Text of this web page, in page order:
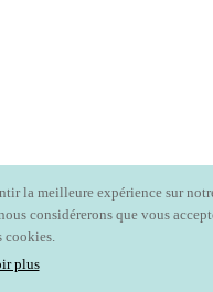
la meilleure expérience sur
considérerons que vous
cookies.
plus